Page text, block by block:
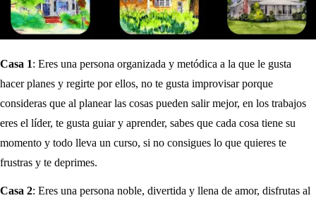
Casa 1: Eres una persona organizada y metódica a la que le gusta
hacer planes y regirte por ellos, no te gusta improvisar porque
consideras que al planear las cosas pueden salir mejor, en los trabajos
eres el líder, te gusta guiar y aprender, sabes que cada cosa tiene su
momento y todo lleva un curso, si no consigues lo que quieres te
frustras y te deprimes.
Casa 2: Eres una persona noble, divertida y llena de amor, disfrutas al